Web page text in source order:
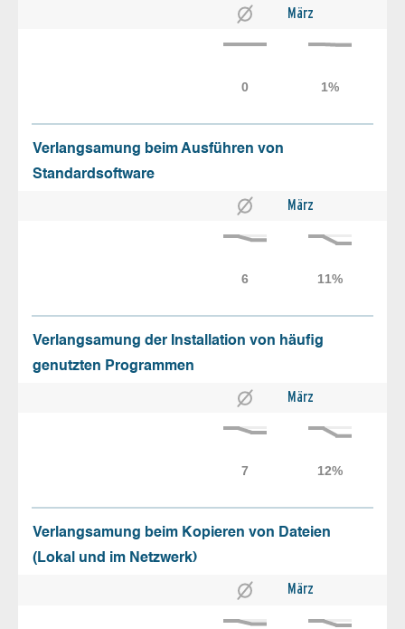
März
Verlangsamung beim Ausführen von
Standardsoftware
März
Verlangsamung der Installation von häufig
genutzten Programmen
März
Verlangsamung beim Kopieren von Dateien
(Lokal und im Netzwerk)
März